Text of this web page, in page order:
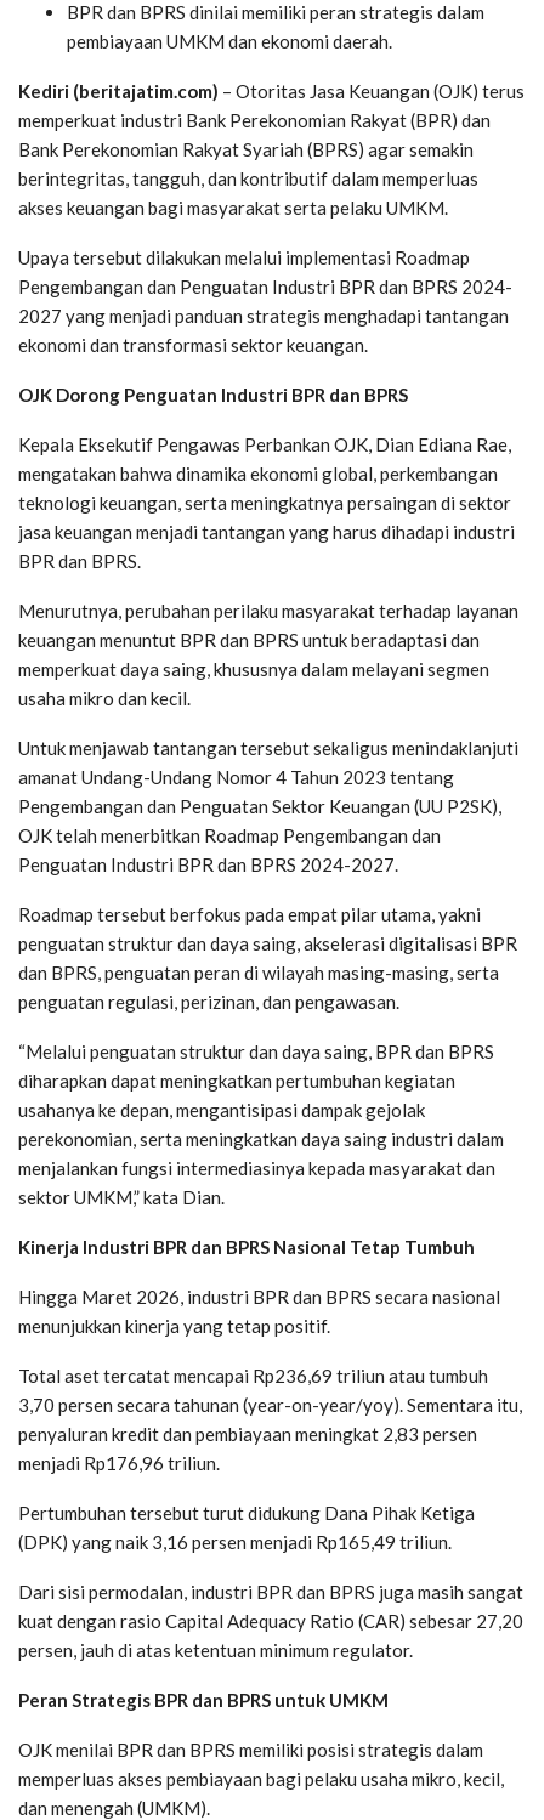
BPR dan BPRS dinilai memiliki peran strategis dalam
pembiayaan UMKM dan ekonomi daerah.
Kediri (beritajatim.com) – Otoritas Jasa Keuangan (OJK) terus
memperkuat industri Bank Perekonomian Rakyat (BPR) dan
Bank Perekonomian Rakyat Syariah (BPRS) agar semakin
berintegritas, tangguh, dan kontributif dalam memperluas
akses keuangan bagi masyarakat serta pelaku UMKM.
Upaya tersebut dilakukan melalui implementasi Roadmap
Pengembangan dan Penguatan Industri BPR dan BPRS 2024-
2027 yang menjadi panduan strategis menghadapi tantangan
ekonomi dan transformasi sektor keuangan.
OJK Dorong Penguatan Industri BPR dan BPRS
Kepala Eksekutif Pengawas Perbankan OJK, Dian Ediana Rae,
mengatakan bahwa dinamika ekonomi global, perkembangan
teknologi keuangan, serta meningkatnya persaingan di sektor
jasa keuangan menjadi tantangan yang harus dihadapi industri
BPR dan BPRS.
Menurutnya, perubahan perilaku masyarakat terhadap layanan
keuangan menuntut BPR dan BPRS untuk beradaptasi dan
memperkuat daya saing, khususnya dalam melayani segmen
usaha mikro dan kecil.
Untuk menjawab tantangan tersebut sekaligus menindaklanjuti
amanat Undang-Undang Nomor 4 Tahun 2023 tentang
Pengembangan dan Penguatan Sektor Keuangan (UU P2SK),
OJK telah menerbitkan Roadmap Pengembangan dan
Penguatan Industri BPR dan BPRS 2024-2027.
Roadmap tersebut berfokus pada empat pilar utama, yakni
penguatan struktur dan daya saing, akselerasi digitalisasi BPR
dan BPRS, penguatan peran di wilayah masing-masing, serta
penguatan regulasi, perizinan, dan pengawasan.
“Melalui penguatan struktur dan daya saing, BPR dan BPRS
diharapkan dapat meningkatkan pertumbuhan kegiatan
usahanya ke depan, mengantisipasi dampak gejolak
perekonomian, serta meningkatkan daya saing industri dalam
menjalankan fungsi intermediasinya kepada masyarakat dan
sektor UMKM,” kata Dian.
Kinerja Industri BPR dan BPRS Nasional Tetap Tumbuh
Hingga Maret 2026, industri BPR dan BPRS secara nasional
menunjukkan kinerja yang tetap positif.
Total aset tercatat mencapai Rp236,69 triliun atau tumbuh
3,70 persen secara tahunan (year-on-year/yoy). Sementara itu,
penyaluran kredit dan pembiayaan meningkat 2,83 persen
menjadi Rp176,96 triliun.
Pertumbuhan tersebut turut didukung Dana Pihak Ketiga
(DPK) yang naik 3,16 persen menjadi Rp165,49 triliun.
Dari sisi permodalan, industri BPR dan BPRS juga masih sangat
kuat dengan rasio Capital Adequacy Ratio (CAR) sebesar 27,20
persen, jauh di atas ketentuan minimum regulator.
Peran Strategis BPR dan BPRS untuk UMKM
OJK menilai BPR dan BPRS memiliki posisi strategis dalam
memperluas akses pembiayaan bagi pelaku usaha mikro, kecil,
dan menengah (UMKM).